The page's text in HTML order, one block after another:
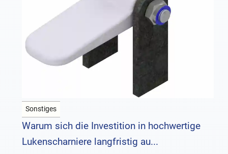
Sonstiges
Warum sich die Investition in hochwertige
Lukenscharniere langfristig au...